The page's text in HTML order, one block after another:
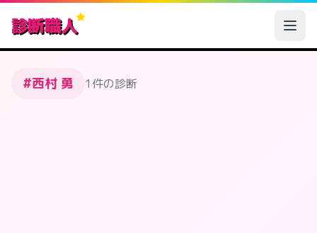
診断職人
#西村 勇 1件の診断